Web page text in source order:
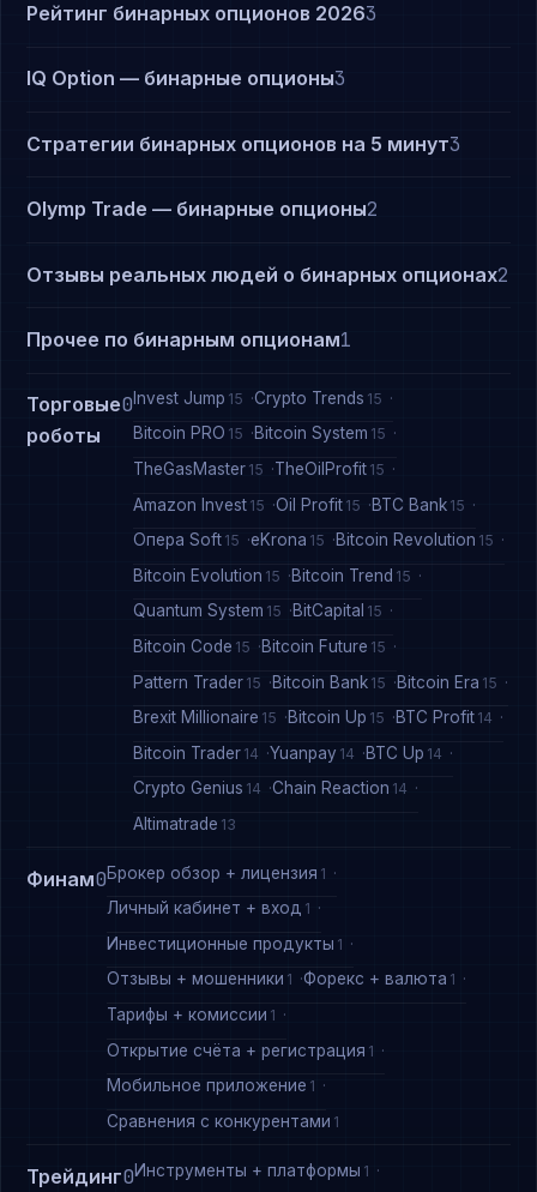
Рейтинг бинарных опционов 20263
IQ Option — бинарные опционы3
Стратегии бинарных опционов на 5 минут3
Olymp Trade — бинарные опционы2
Отзывы реальных людей о бинарных опционах2
Прочее по бинарным опционам1
Торговые
роботы
0 Invest Jump 15 Crypto Trends 15
Bitcoin PRO 15 Bitcoin System 15
TheGasMaster 15 TheOilProfit 15
Amazon Invest 15 Oil Profit 15 BTC Bank 15
Опера Soft 15 eKrona 15 Bitcoin Revolution 15
Bitcoin Evolution 15 Bitcoin Trend 15
Quantum System 15 BitCapital 15
Bitcoin Code 15 Bitcoin Future 15
Pattern Trader 15 Bitcoin Bank 15 Bitcoin Era 15
Brexit Millionaire 15 Bitcoin Up 15 BTC Profit 14
Bitcoin Trader 14 Yuanpay 14 BTC Up 14
Crypto Genius 14 Chain Reaction 14
Altimatrade 13
Финам0Брокер обзор + лицензия 1
Личный кабинет + вход 1
Инвестиционные продукты 1
Отзывы + мошенники 1 Форекс + валюта 1
Тарифы + комиссии 1
Открытие счёта + регистрация 1
Мобильное приложение 1
Сравнения с конкурентами 1
Трейдинг0Инструменты + платформы 1